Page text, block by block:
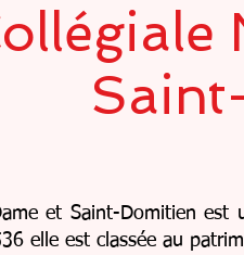
et Saint-Domitien
elle est classée au